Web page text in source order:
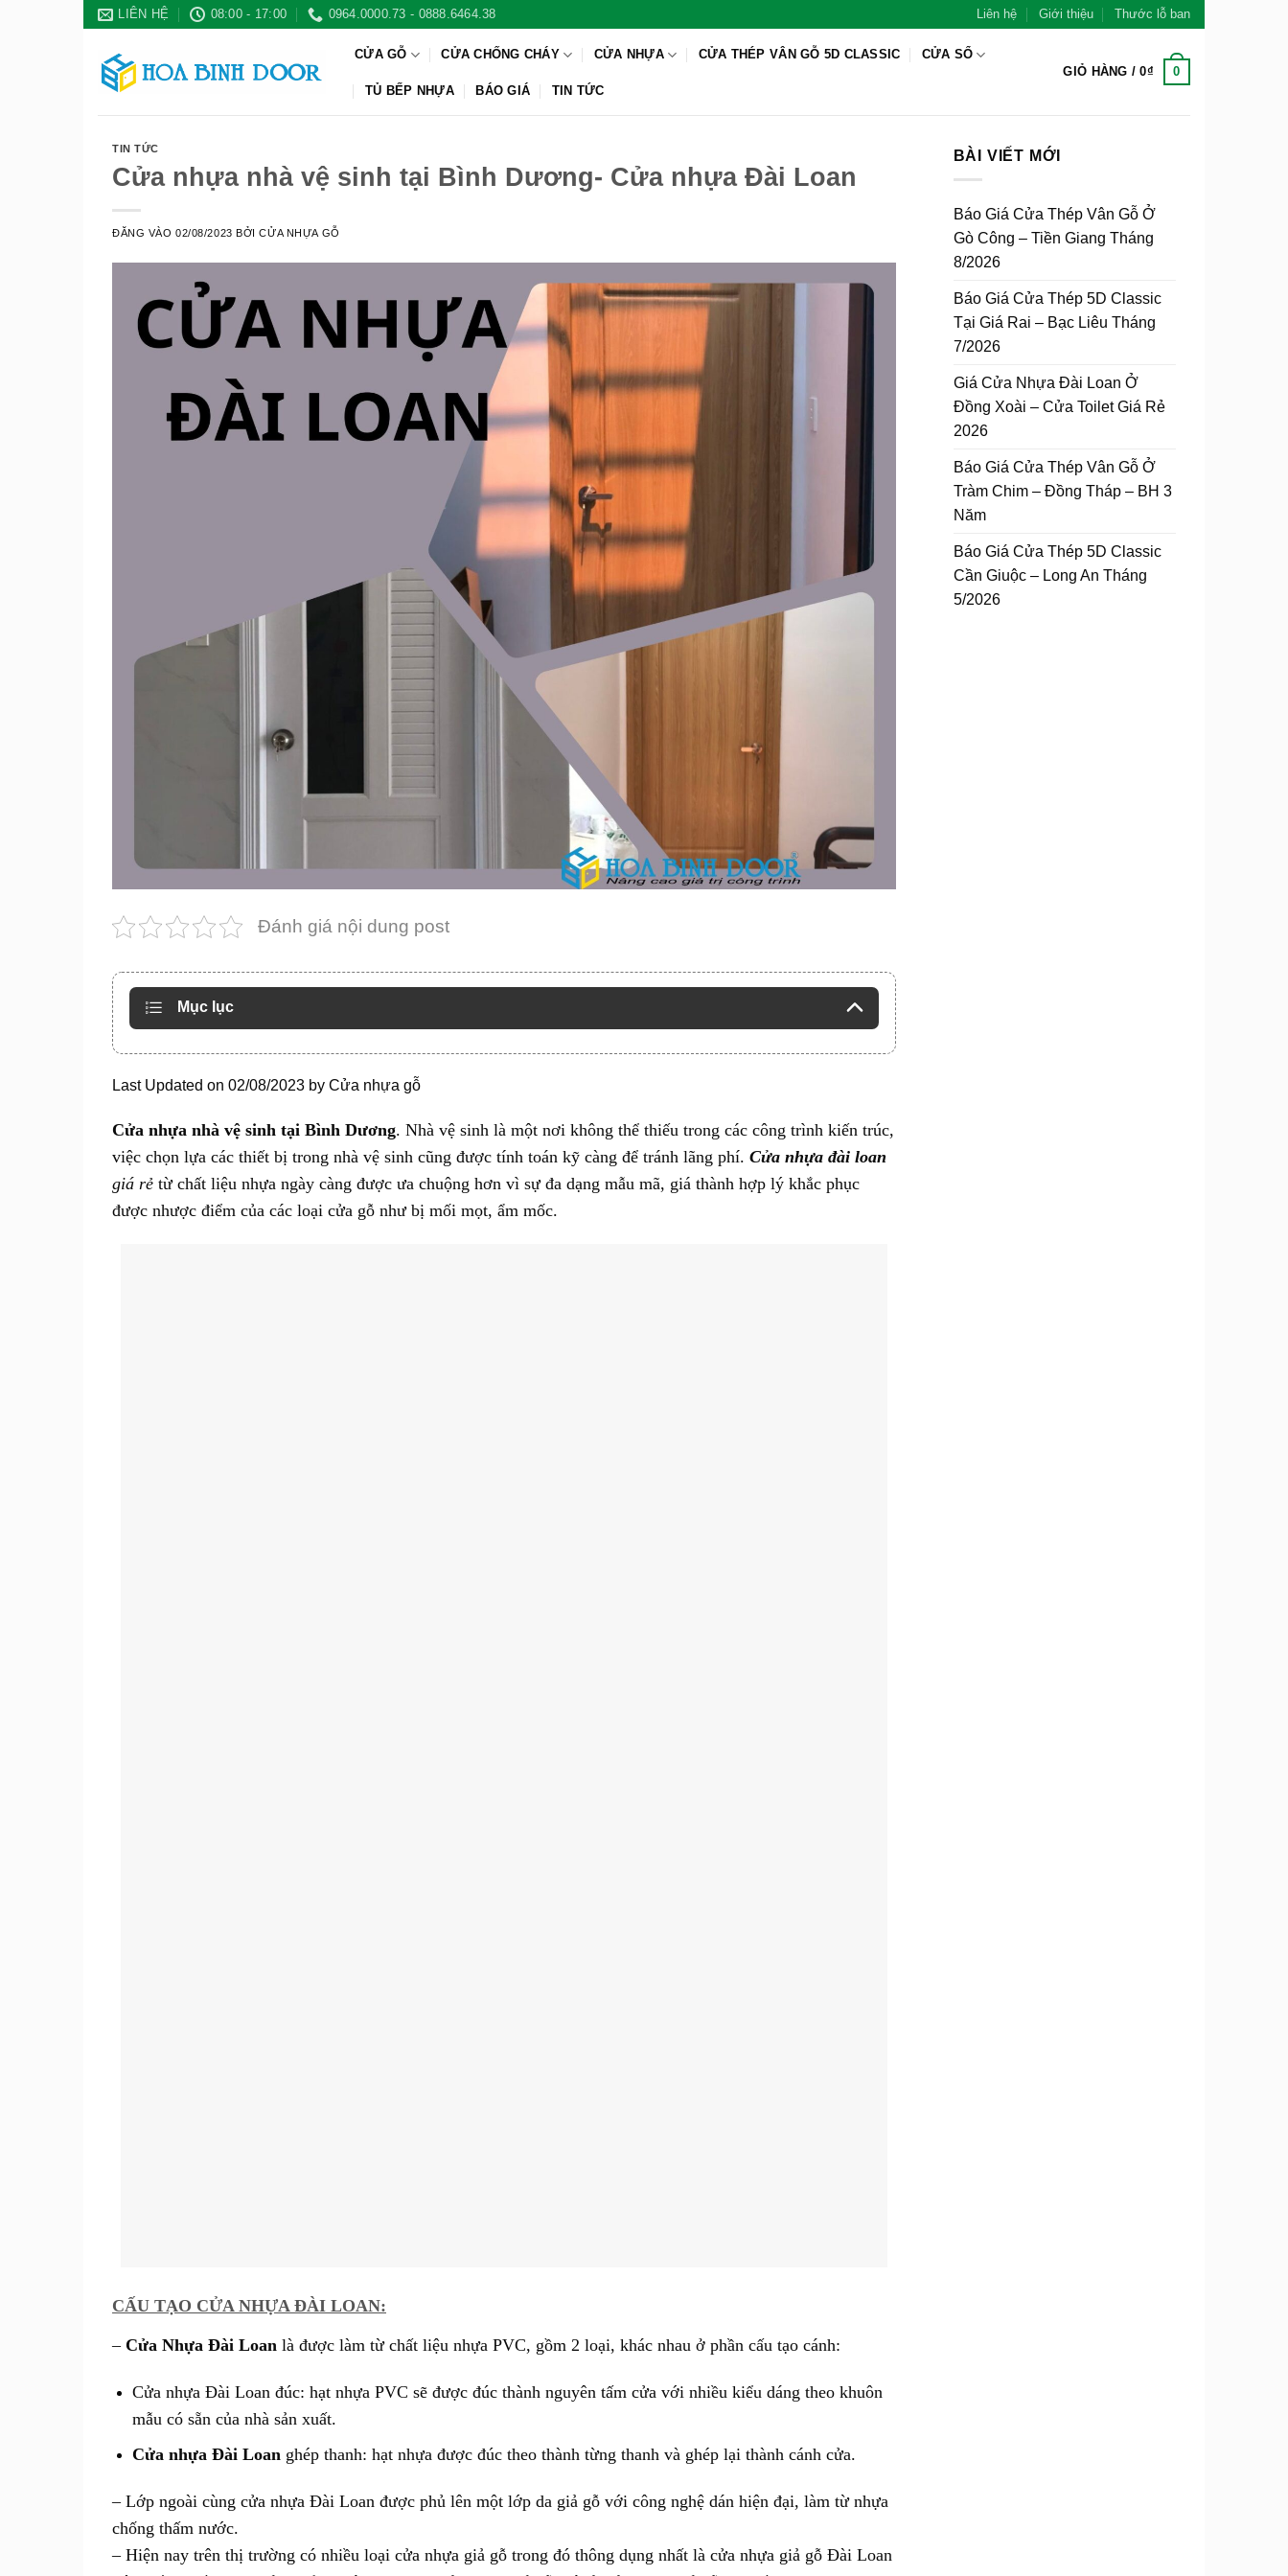
Bỏ
dung
LIÊN HỆ 08:00 - 17:00 0964.0000.73 - 0888.6464.38 Liên hệ Giới thiệu Thước lỗ ban
CỬA GỖ CỬA CHỐNG CHÁY CỬA NHỰA CỬA THÉP VÂN GỖ 5D CLASSIC CỬA SỔ
TỦ BẾP NHỰA BÁO GIÁ TIN TỨC
GIỎ HÀNG /0₫ 0
TIN TỨC
Cửa nhựa nhà vệ sinh tại Bình Dương- Cửa nhựa Đài Loan
ĐĂNG VÀO02/08/2023 BỞICỬA NHỰA GỖ
Đánh giá nội dung post
Mục lục
Last Updated on 02/08/2023 by Cửa nhựa gỗ
Cửa nhựa nhà vệ sinh tại Bình Dương. Nhà vệ sinh là một nơi không thể thiếu trong các công trình kiến trúc,
việc chọn lựa các thiết bị trong nhà vệ sinh cũng được tính toán kỹ càng để tránh lãng phí. Cửa nhựa đài loan
giá rẻ từ chất liệu nhựa ngày càng được ưa chuộng hơn vì sự đa dạng mẫu mã, giá thành hợp lý khắc phục
được nhược điểm của các loại cửa gỗ như bị mối mọt, ẩm mốc.
CẤU TẠO CỬA NHỰA ĐÀI LOAN:
– Cửa Nhựa Đài Loan là được làm từ chất liệu nhựa PVC, gồm 2 loại, khác nhau ở phần cấu tạo cánh:
Cửa nhựa Đài Loan đúc: hạt nhựa PVC sẽ được đúc thành nguyên tấm cửa với nhiều kiểu dáng theo khuôn
mẫu có sẵn của nhà sản xuất.
Cửa nhựa Đài Loanghép thanh: hạt nhựa được đúc theo thành từng thanh và ghép lại thành cánh cửa.
– Lớp ngoài cùng cửa nhựa Đài Loan được phủ lên một lớp da giả gỗ với công nghệ dán hiện đại, làm từ nhựa
chống thấm nước.
– Hiện nay trên thị trường có nhiều loại cửa nhựa giả gỗ trong đó thông dụng nhất là cửa nhựa giả gỗ Đài Loan
BÀI VIẾT MỚI
Báo Giá Cửa Thép Vân Gỗ Ở
Gò Công – Tiền Giang Tháng
8/2026
Báo Giá Cửa Thép 5D Classic
Tại Giá Rai – Bạc Liêu Tháng
7/2026
Giá Cửa Nhựa Đài Loan Ở
Đồng Xoài – Cửa Toilet Giá Rẻ
2026
Báo Giá Cửa Thép Vân Gỗ Ở
Tràm Chim – Đồng Tháp – BH 3
Năm
Báo Giá Cửa Thép 5D Classic
Cần Giuộc – Long An Tháng
5/2026